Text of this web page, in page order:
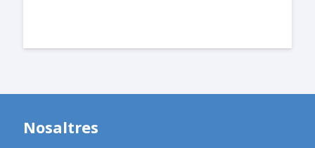
Nosaltres